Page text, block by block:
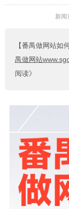
新闻
【番禺做网站如
禺做网站
阅读》